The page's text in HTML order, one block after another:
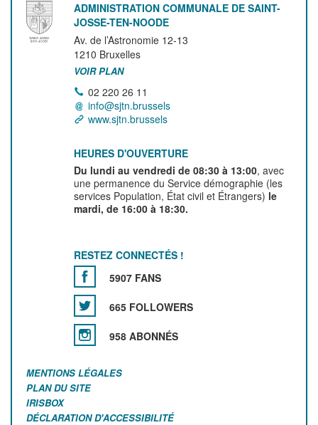
ADMINISTRATION COMMUNALE DE SAINT-
JOSSE-TEN-NOODE
Av. de l’Astronomie 12-13
1210 Bruxelles
VOIR PLAN
02 220 26 11
info@sjtn.brussels
www.sjtn.brussels
HEURES D'OUVERTURE
Du lundi au vendredi de 08:30 à 13:00, avec
une permanence du Service démographie (les
services Population, État civil et Étrangers) le
mardi, de 16:00 à 18:30.
RESTEZ CONNECTÉS !
5907 FANS
665 FOLLOWERS
958 ABONNÉS
MENTIONS LÉGALES
PLAN DU SITE
IRISBOX
DÉCLARATION D'ACCESSIBILITÉ